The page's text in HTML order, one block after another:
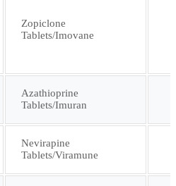
Zopiclone
Tablets/Imovane
Azathioprine
Tablets/Imuran
Nevirapine
Tablets/Viramune